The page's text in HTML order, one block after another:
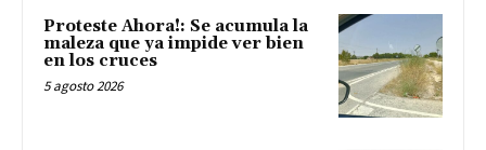
Proteste Ahora!: Se acumula la
maleza que ya impide ver bien
en los cruces
5 agosto 2026